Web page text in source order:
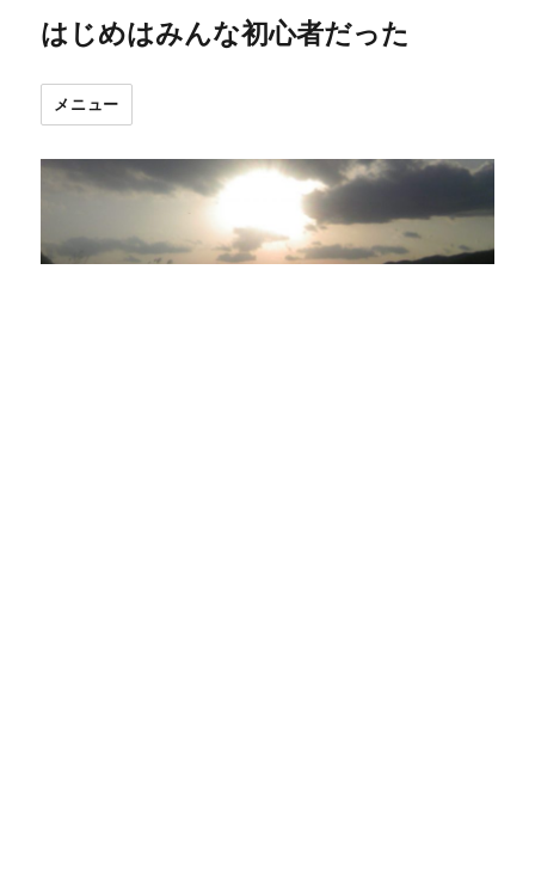
はじめはみんな初心者だった
メニュー